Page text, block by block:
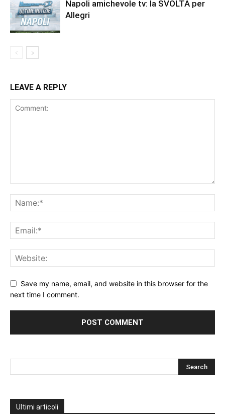
Napoli amichevole tv: la SVOLTA per
Allegri
LEAVE A REPLY
Save my name, email, and website in this browser for the
next time I comment.
Ultimi articoli